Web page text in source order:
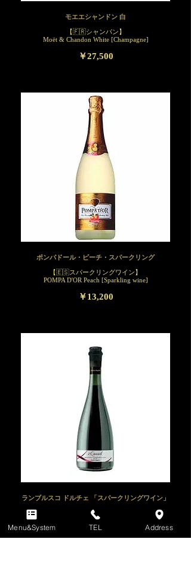
モエエシャンドン 白
【🇫🇷シャンパン】
Moët & Chandon White [Champagne]
￥27,500
ポンパドール・ピーチ・スパークリング
【🇪🇸スパークリングワイン】
POMPA D'OR Peach [Sparkling wine]
￥13,200
ランブルスコ ドルチェ 「スパークリングワイン」
【🇮🇹スパークリングワイン】
Lambrusco dolce [Sparkling wine]
￥10,000
Menu&System TEL Address